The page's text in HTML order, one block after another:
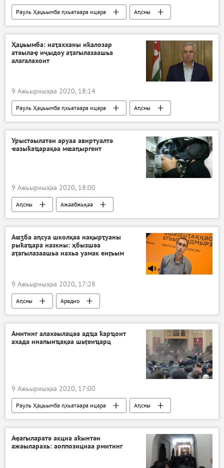
Рауль Ҳаџьымба ԥхьатәара ицара
Аԥсны
Ажәабжьқәа
Ҳаџьымба: иаҭахханы иҟалозар
атәылаҿ иҷыдоу аҭагылазаашьа
алагалахоит
9 Ажьырныҳәа 2020, 18:14
Рауль Ҳаџьымба ԥхьатәара ицара
Аԥсны
Ажәабжьқәа
Урыстәылатәи аруаа авиртуалтә
ҽазыҟаҵарақәа мҩаԥыргеит
9 Ажьырныҳәа 2020, 18:00
Аԥсны Ажәабжьқәа
Аҩӡба аԥсуа школқәа иақырҭуаны
рыҟаҵара иазкны: ҳбызшәа
аҭагылазаашьа иахьа уамак еиӷьым
9 Ажьырныҳәа 2020, 17:28
Аԥсны Арадио
Амитинг алахәылацәа адҵа ҟарҵоит
ахада инапынҵақәа шьҭеиҵарц
9 Ажьырныҳәа 2020, 17:00
Рауль Ҳаџьымба ԥхьатәара ицара
Аԥсны
Ажәабжьқәа
Аҿагыларатә акциа аҟынтәи
ажәыларахь: аоппозициаа рмитинг